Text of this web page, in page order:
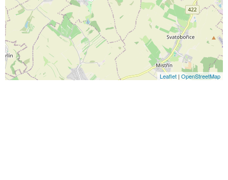
Leaflet | OpenStreetMap